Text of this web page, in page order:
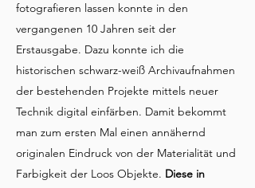
fotografieren lassen konnte in den
vergangenen 10 Jahren seit der
Erstausgabe. Dazu konnte ich die
historischen schwarz-weiß Archivaufnahmen
der bestehenden Projekte mittels neuer
Technik digital einfärben. Damit bekommt
man zum ersten Mal einen annähernd
originalen Eindruck von der Materialität und
Farbigkeit der Loos Objekte. Diese in